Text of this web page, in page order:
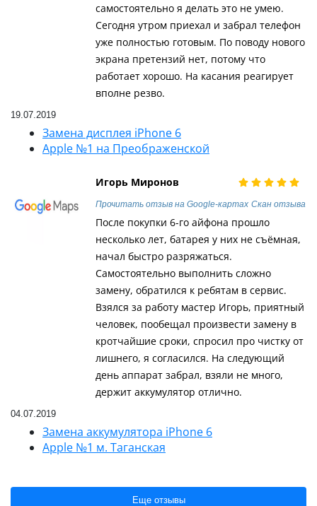
самостоятельно я делать это не умею.
Сегодня утром приехал и забрал телефон
уже полностью готовым. По поводу нового
экрана претензий нет, потому что
работает хорошо. На касания реагирует
вполне резво.
19.07.2019
Замена дисплея iPhone 6
Apple №1 на Преображенской
Игорь Миронов
Прочитать отзыв на Google-картах Скан отзыва
После покупки 6-го айфона прошло
несколько лет, батарея у них не съёмная,
начал быстро разряжаться.
Самостоятельно выполнить сложно
замену, обратился к ребятам в сервис.
Взялся за работу мастер Игорь, приятный
человек, пообещал произвести замену в
кротчайшие сроки, спросил про чистку от
лишнего, я согласился. На следующий
день аппарат забрал, взяли не много,
держит аккумулятор отлично.
04.07.2019
Замена аккумулятора iPhone 6
Apple №1 м. Таганская
Еще отзывы